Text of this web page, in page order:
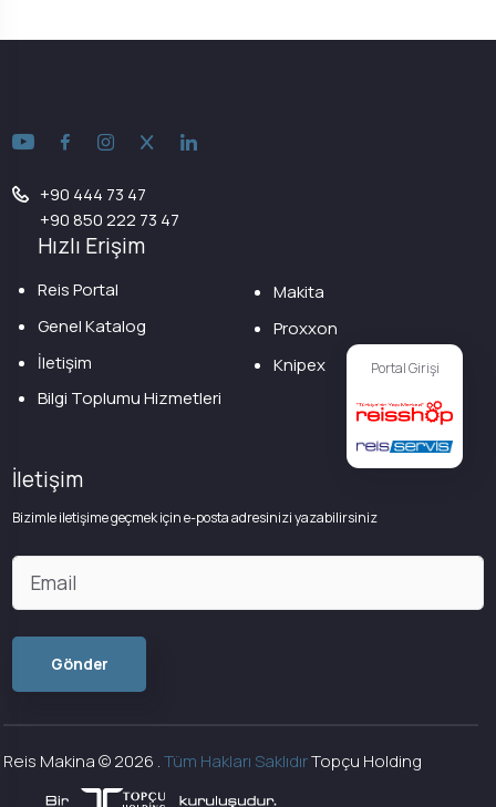
Portal Girişi
+90 444 73 47
+90 850 222 73 47
Hızlı Erişim
Reis Portal
Genel Katalog
İletişim
Bilgi Toplumu Hizmetleri
Makita
Proxxon
Knipex
İletişim
Bizimle iletişime geçmek için e-posta adresinizi yazabilirsiniz
Reis Makina ©2026 .Tüm Hakları SaklıdırTopçu Holding